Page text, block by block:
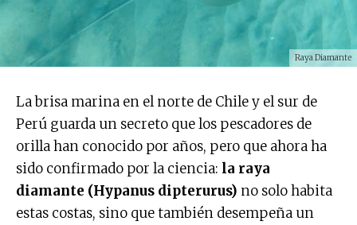
Raya Diamante
La brisa marina en el norte de Chile y el sur de
Perú guarda un secreto que los pescadores de
orilla han conocido por años, pero que ahora ha
sido confirmado por la ciencia: la raya
diamante (Hypanus dipterurus) no solo habita
estas costas, sino que también desempeña un